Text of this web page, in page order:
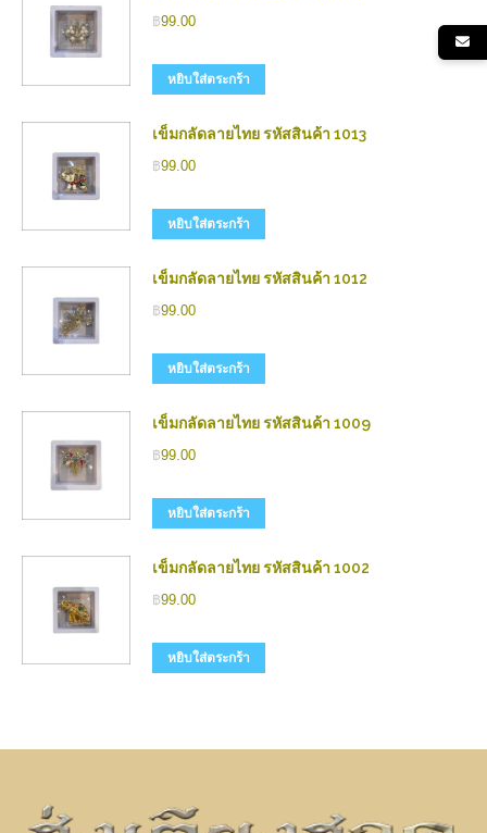
฿99.00
หยิบใส่ตระกร้า
เข็มกลัดลายไทย รหัสสินค้า 1013
฿99.00
หยิบใส่ตระกร้า
เข็มกลัดลายไทย รหัสสินค้า 1012
฿99.00
หยิบใส่ตระกร้า
เข็มกลัดลายไทย รหัสสินค้า 1009
฿99.00
หยิบใส่ตระกร้า
เข็มกลัดลายไทย รหัสสินค้า 1002
฿99.00
หยิบใส่ตระกร้า